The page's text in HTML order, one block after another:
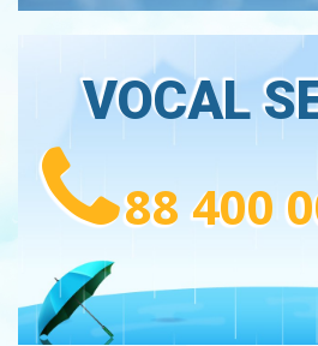
VOCAL
88 400